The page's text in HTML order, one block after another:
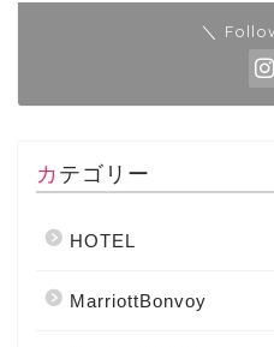
＼
カテゴリー
HOTEL
MarriottBonvoy